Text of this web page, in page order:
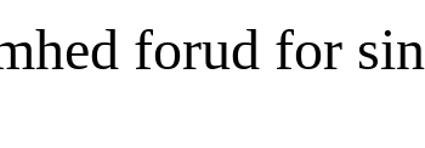
forud for sin